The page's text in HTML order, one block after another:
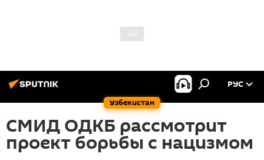
Узбекистан
РУС
СМИД ОДКБ рассмотрит
проект борьбы с нацизмом